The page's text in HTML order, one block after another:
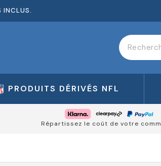
INCLUS.
PRODUITS DÉRIVÉS NFL
Répartissez le coût de votre